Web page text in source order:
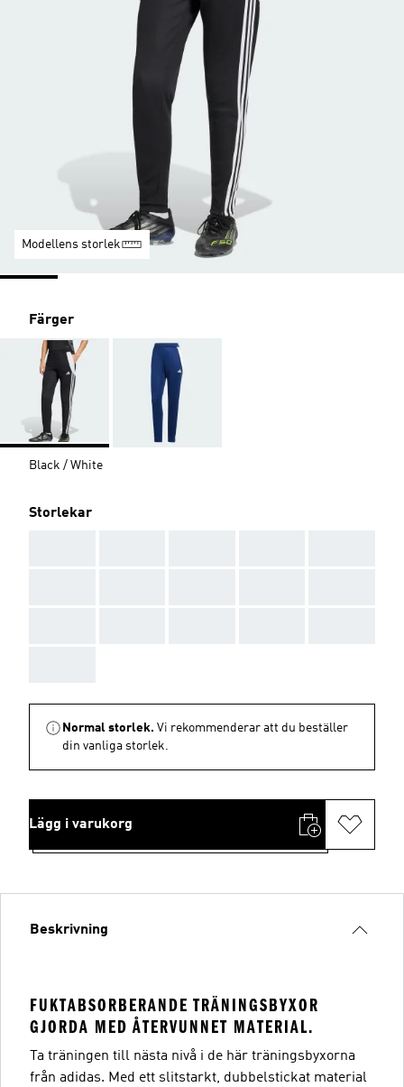
Modellens storlek
Färger
Black / White
Storlekar
Normal storlek. Vi rekommenderar att du beställer
din vanliga storlek.
Lägg i varukorg
Beskrivning
FUKTABSORBERANDE TRÄNINGSBYXOR
GJORDA MED ÅTERVUNNET MATERIAL.
Ta träningen till nästa nivå i de här träningsbyxorna
från adidas. Med ett slitstarkt, dubbelstickat material